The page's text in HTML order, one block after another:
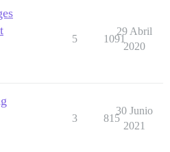
5 1091
29 Abril
2020
3 815
30 Junio
2021